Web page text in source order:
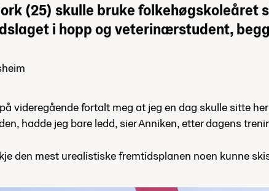
(25) skulle bruke folkehøgskoleåret
i hopp og veterinærstudent,
videregående fortalt meg at jeg en dag skulle sitte
hadde jeg bare ledd, sier Anniken, etter dagens
den mest urealistiske fremtidsplanen noen kunne